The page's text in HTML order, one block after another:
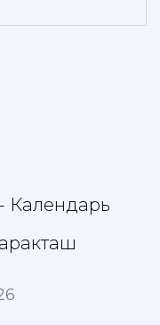
Календарь